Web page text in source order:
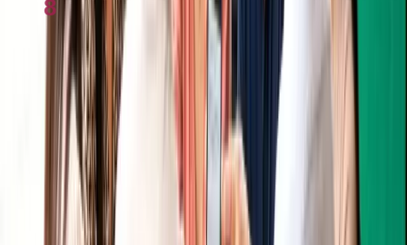
8
Học lái xe ở Úc 2026: Hướng dẫn từng bước
Cẩm nang miễn phí
Cẩm nang sinh sống tại Úc cho người Việt
Nhận checklist và hướng dẫn thực tế theo chủ đề bạn đang đọc.